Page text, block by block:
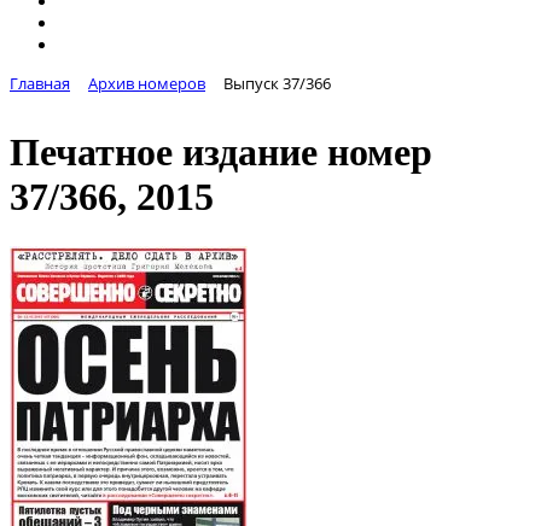
Главная Архив номеров Выпуск 37/366
Печатное издание номер
37/366, 2015